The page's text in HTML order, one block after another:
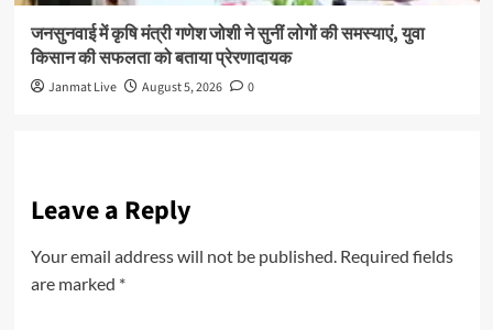
जनसुनवाई में कृषि मंत्री गणेश जोशी ने सुनीं लोगों की समस्याएं, युवा
किसान की सफलता को बताया प्रेरणादायक
Janmat Live August 5, 2026 0
Leave a Reply
Your email address will not be published. Required fields
are marked *